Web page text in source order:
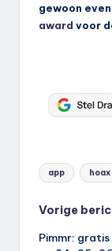
gewoon
award voor
Tags:
app hoax
Vorige
Pimmr: